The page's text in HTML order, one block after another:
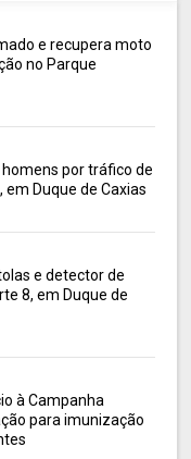
e recupera moto
no Parque
homens por tráfico de
em Duque de Caxias
e detector de
8, em Duque de
à Campanha
para imunização